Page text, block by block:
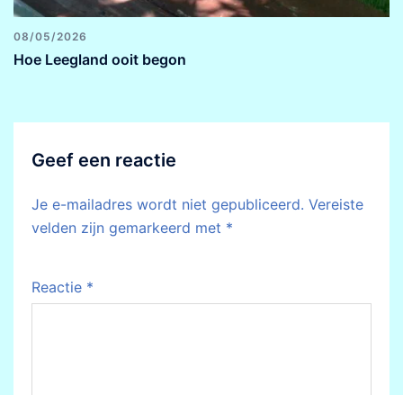
08/05/2026
Hoe Leegland ooit begon
Geef een reactie
Je e-mailadres wordt niet gepubliceerd. Vereiste
velden zijn gemarkeerd met *
Reactie *